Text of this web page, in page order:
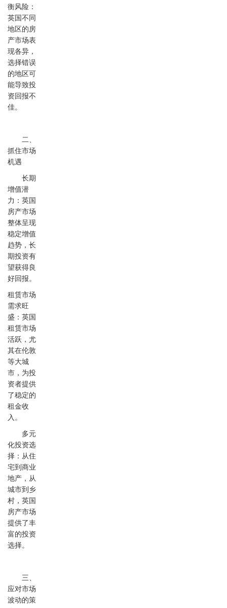
衡风险：
英国不同
地区的房
产市场表
现各异，
选择错误
的地区可
能导致投
资回报不
佳。
二、
抓住市场
机遇
长期
增值潜
力：英国
房产市场
整体呈现
稳定增值
趋势，长
期投资有
望获得良
好回报。
租赁市场
需求旺
盛：英国
租赁市场
活跃，尤
其在伦敦
等大城
市，为投
资者提供
了稳定的
租金收
入。
多元
化投资选
择：从住
宅到商业
地产，从
城市到乡
村，英国
房产市场
提供了丰
富的投资
选择。
三、
应对市场
波动的策